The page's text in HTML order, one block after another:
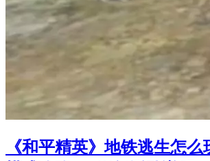
《和平精英》地铁逃生怎